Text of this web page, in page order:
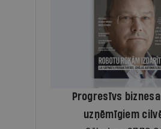
Progresīvs
uzņēmīgiem